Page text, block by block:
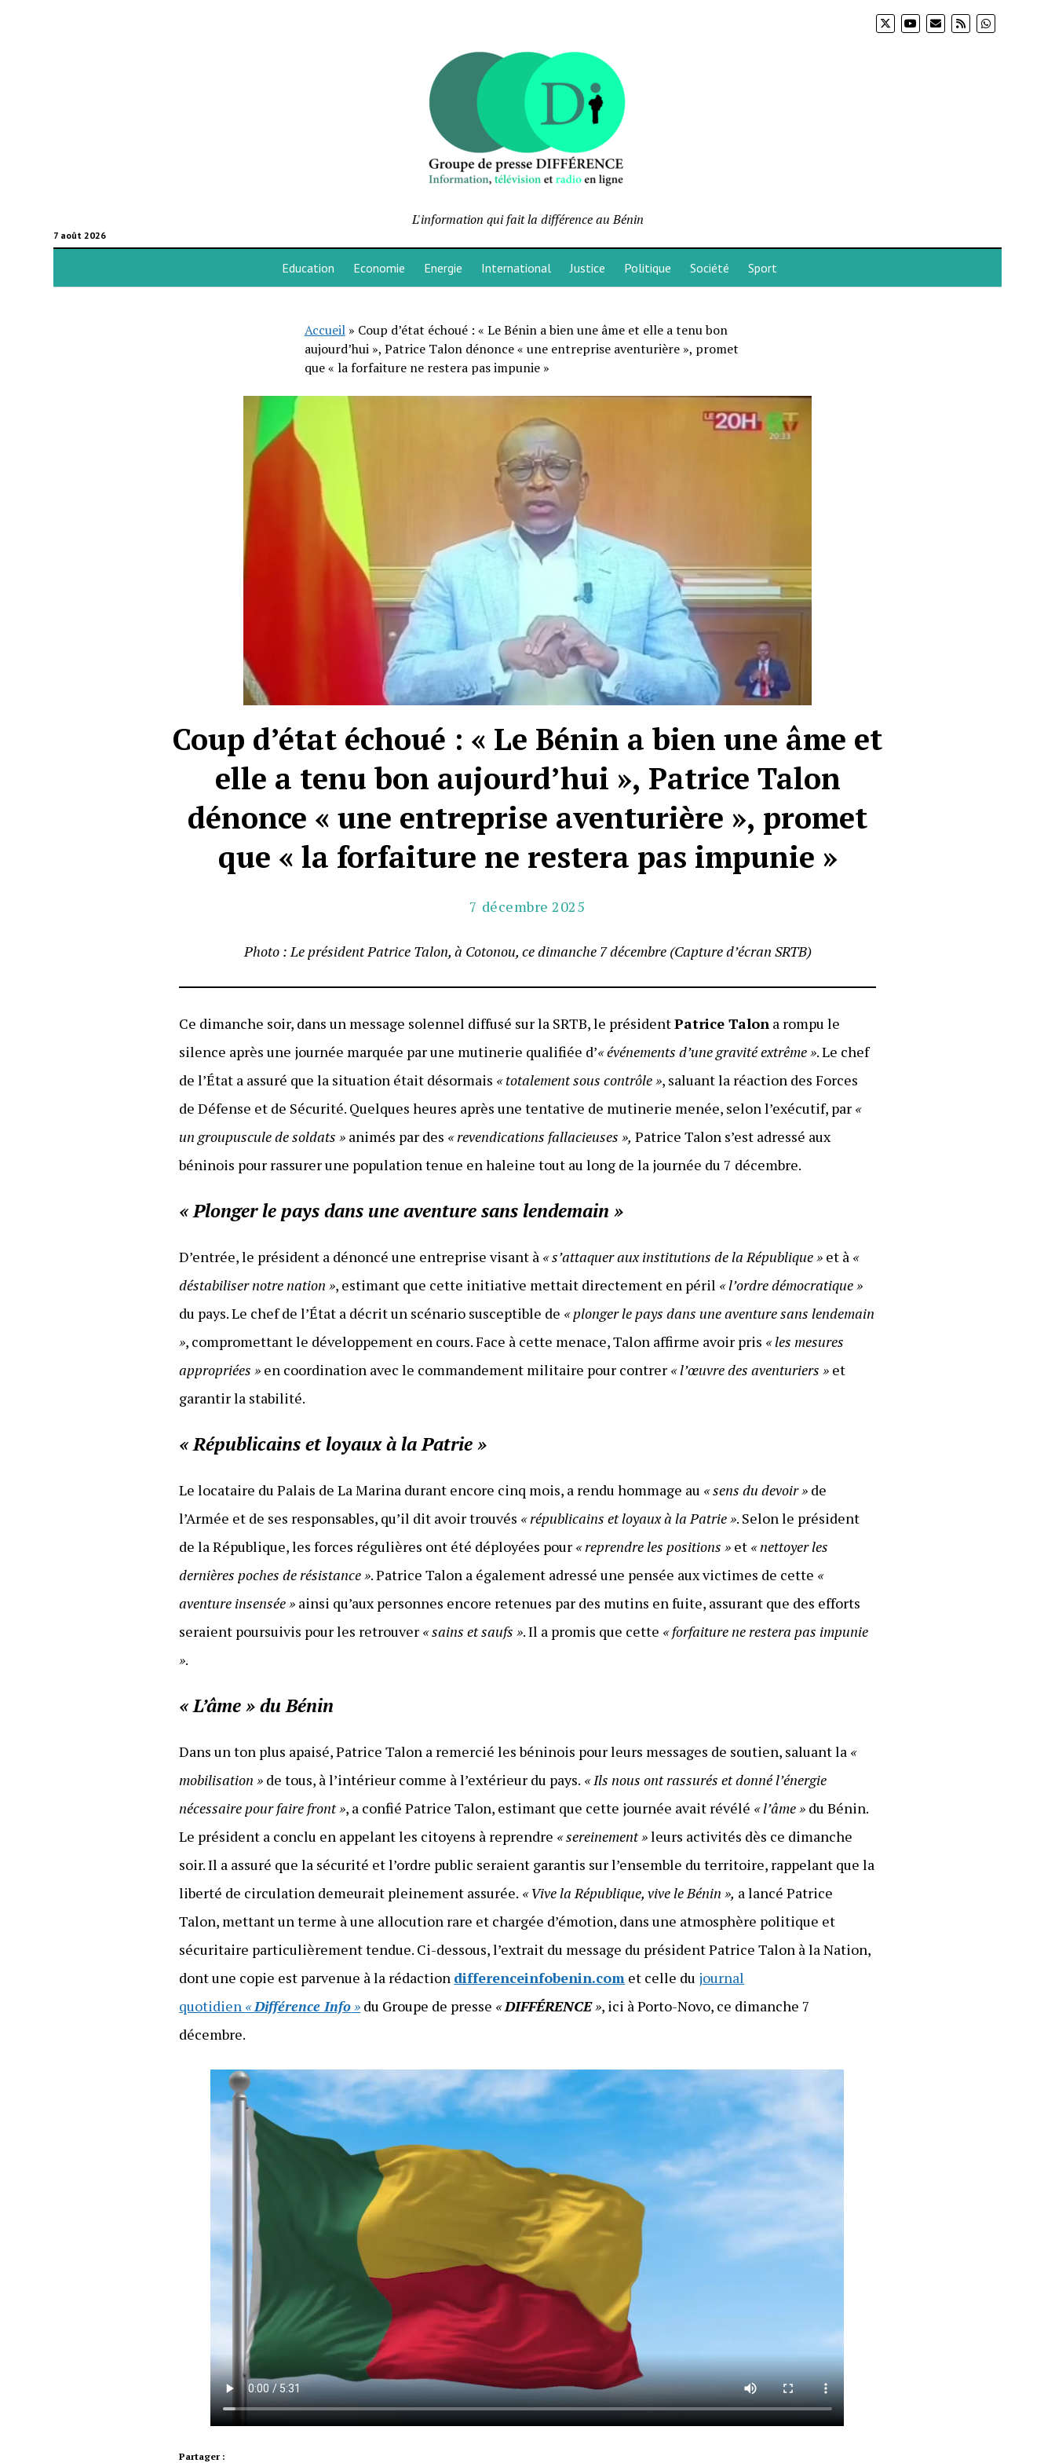
7 août 2026
L'information qui fait la différence au Bénin
Education Economie Energie International Justice Politique Société Sport
Accueil» Coup d’état échoué : « Le Bénin a bien une âme et elle a tenu bon
aujourd’hui », Patrice Talon dénonce « une entreprise aventurière », promet
que « la forfaiture ne restera pas impunie »
Coup d’état échoué : « Le Bénin a bien une âme et
elle a tenu bon aujourd’hui », Patrice Talon
dénonce « une entreprise aventurière », promet
que « la forfaiture ne restera pas impunie »
7 décembre 2025
Photo : Le président Patrice Talon, à Cotonou, ce dimanche 7 décembre (Capture d’écran SRTB)
Ce dimanche soir, dans un message solennel diffusé sur la SRTB, le présidentPatrice Talon a rompu le
silence après une journée marquée par une mutinerie qualifiée d’« événements d’une gravité extrême ». Le chef
de l’État a assuré que la situation était désormais « totalement sous contrôle », saluant la réaction des Forces
de Défense et de Sécurité. Quelques heures après une tentative de mutinerie menée, selon l’exécutif, par «
un groupuscule de soldats » animés par des « revendications fallacieuses », Patrice Talon s’est adressé aux
béninois pour rassurer une population tenue en haleine tout au long de la journée du 7 décembre.
« Plonger le pays dans une aventure sans lendemain »
D’entrée, le président a dénoncé une entreprise visant à « s’attaquer aux institutions de la République » et à «
déstabiliser notre nation », estimant que cette initiative mettait directement en péril « l’ordre démocratique »
du pays. Le chef de l’État a décrit un scénario susceptible de « plonger le pays dans une aventure sans lendemain
», compromettant le développement en cours. Face à cette menace, Talon affirme avoir pris « les mesures
appropriées » en coordination avec le commandement militaire pour contrer « l’œuvre des aventuriers » et
garantir la stabilité.
« Républicains et loyaux à la Patrie »
Le locataire du Palais de La Marina durant encore cinq mois, a rendu hommage au « sens du devoir » de
l’Armée et de ses responsables, qu’il dit avoir trouvés « républicains et loyaux à la Patrie ». Selon le président
de la République, les forces régulières ont été déployées pour « reprendre les positions » et « nettoyer les
dernières poches de résistance ». Patrice Talon a également adressé une pensée aux victimes de cette «
aventure insensée » ainsi qu’aux personnes encore retenues par des mutins en fuite, assurant que des efforts
seraient poursuivis pour les retrouver « sains et saufs ». Il a promis que cette « forfaiture ne restera pas impunie
».
« L’âme » du Bénin
Dans un ton plus apaisé, Patrice Talon a remercié les béninois pour leurs messages de soutien, saluant la «
mobilisation » de tous, à l’intérieur comme à l’extérieur du pays. « Ils nous ont rassurés et donné l’énergie
nécessaire pour faire front », a confié Patrice Talon, estimant que cette journée avait révélé « l’âme » du Bénin.
Le président a conclu en appelant les citoyens à reprendre « sereinement »leurs activités dès ce dimanche
soir. Il a assuré que la sécurité et l’ordre public seraient garantis sur l’ensemble du territoire, rappelant que la
liberté de circulation demeurait pleinement assurée. « Vive la République, vive le Bénin », a lancé Patrice
Talon, mettant un terme à une allocution rare et chargée d’émotion, dans une atmosphère politique et
sécuritaire particulièrement tendue. Ci-dessous, l’extrait du message du président Patrice Talon à la Nation,
dont une copie est parvenue à la rédaction differenceinfobenin.com et celle du journal
quotidien «Différence Info» du Groupe de presse «DIFFÉRENCE», ici à Porto-Novo, ce dimanche 7
décembre.
Partager :